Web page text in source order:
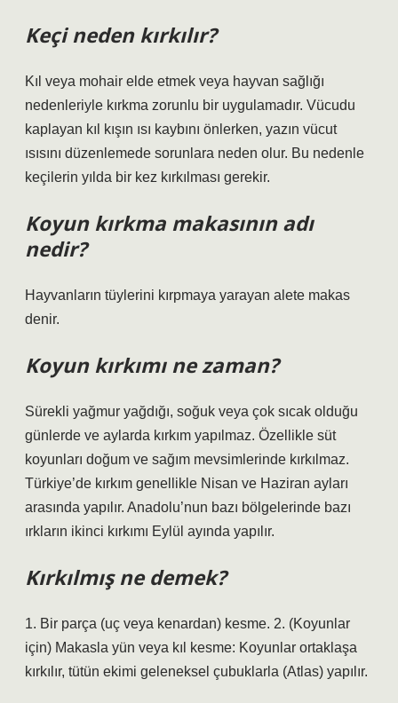
Keçi neden kırkılır?
Kıl veya mohair elde etmek veya hayvan sağlığı
nedenleriyle kırkma zorunlu bir uygulamadır. Vücudu
kaplayan kıl kışın ısı kaybını önlerken, yazın vücut
ısısını düzenlemede sorunlara neden olur. Bu nedenle
keçilerin yılda bir kez kırkılması gerekir.
Koyun kırkma makasının adı
nedir?
Hayvanların tüylerini kırpmaya yarayan alete makas
denir.
Koyun kırkımı ne zaman?
Sürekli yağmur yağdığı, soğuk veya çok sıcak olduğu
günlerde ve aylarda kırkım yapılmaz. Özellikle süt
koyunları doğum ve sağım mevsimlerinde kırkılmaz.
Türkiye’de kırkım genellikle Nisan ve Haziran ayları
arasında yapılır. Anadolu’nun bazı bölgelerinde bazı
ırkların ikinci kırkımı Eylül ayında yapılır.
Kırkılmış ne demek?
1. Bir parça (uç veya kenardan) kesme. 2. (Koyunlar
için) Makasla yün veya kıl kesme: Koyunlar ortaklaşa
kırkılır, tütün ekimi geleneksel çubuklarla (Atlas) yapılır.